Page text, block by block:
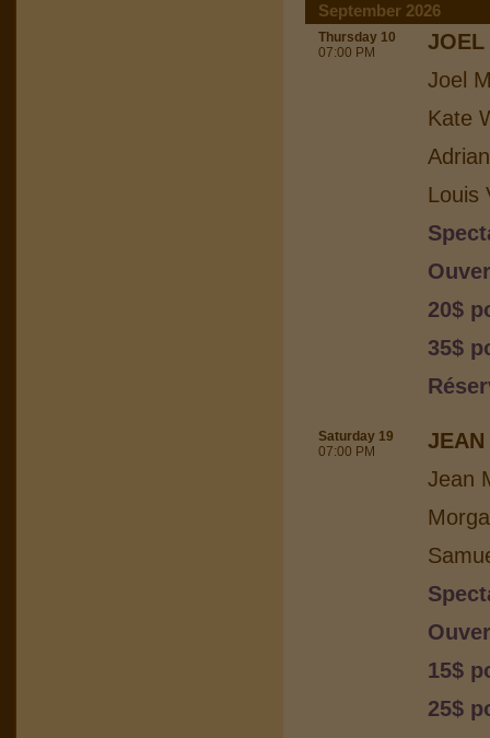
September 2026
Thursday 10
07:00 PM
JOEL
Joel
Kate
Louis
20$
35$
Saturday 19
07:00 PM
JEAN
Jean
15$
25$